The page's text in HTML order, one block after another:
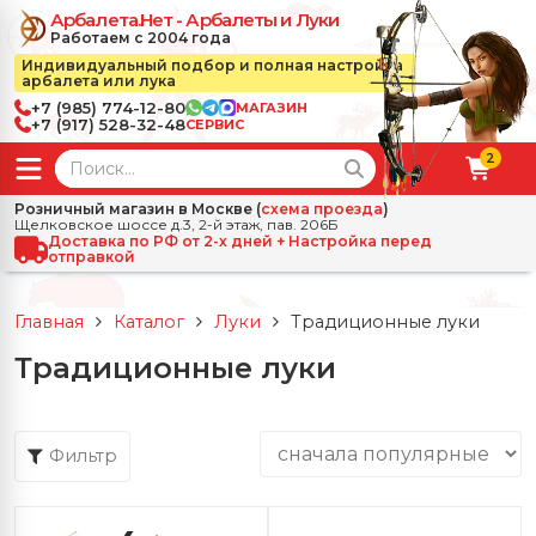
Арбалета.Нет - Арбалеты и Луки
Работаем с 2004 года
Индивидуальный подбор и полная настройка
арбалета или лука
+7 (985) 774-12-80 МАГАЗИН
+7 (917) 528-32-48СЕРВИС
2
Розничный магазин в Москве (схема проезда)
Щелковское шоссе д.3, 2-й этаж, пав. 206Б
Доставка по РФ от 2-х дней + Настройка перед
отправкой
← Назад ✕
Арбалеты ✕
боеприпасы ✕
Главная Каталог Луки Традиционные луки
Традиционные луки
Фильтр